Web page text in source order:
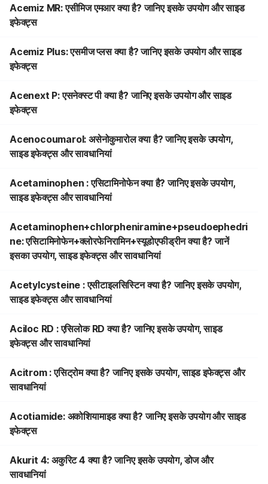
Acemiz MR: एसीमिज एमआर क्या है? जानिए इसके उपयोग और साइड
इफेक्ट्स
Acemiz Plus: एसमीज प्लस क्या है? जानिए इसके उपयोग और साइड
इफेक्ट्स
Acenext P: एसनेक्स्ट पी क्या है? जानिए इसके उपयोग और साइड
इफेक्ट्स
Acenocoumarol: असेनोकुमारोल क्या है? जानिए इसके उपयोग,
साइड इफेक्ट्स और सावधानियां
Acetaminophen : एसिटामिनोफेन क्या है? जानिए इसके उपयोग,
साइड इफेक्ट्स और सावधानियां
Acetaminophen+chlorpheniramine+pseudoephedri
ne: एसिटामिनोफेन+क्लोरफेनिरामिन+स्यूडोएफीड्रीन क्या है? जानें
इसका उपयोग, साइड इफेक्ट्स और सावधानियां
Acetylcysteine : एसीटाइलसिस्टिन क्या है? जानिए इसके उपयोग,
साइड इफेक्ट्स और सावधानियां
Aciloc RD : एसिलोक RD क्या है? जानिए इसके उपयोग, साइड
इफेक्ट्स और सावधानियां
Acitrom : एसिट्रोम क्या है? जानिए इसके उपयोग, साइड इफेक्ट्स और
सावधानियां
Acotiamide: अकोशियामाइड क्या है? जानिए इसके उपयोग और साइड
इफेक्ट्स
Akurit 4: अकुरिट 4 क्या है? जानिए इसके उपयोग, डोज और
सावधानियां